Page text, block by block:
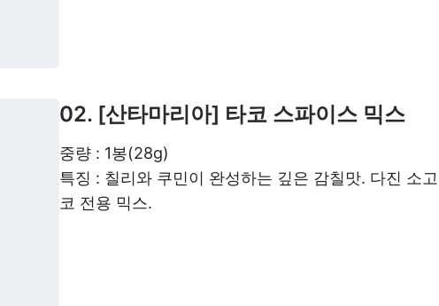
02. [산타마리아] 타코 스파이스 믹스
중량 : 1봉(28g)
특징 : 칠리와 쿠민이 완성하는 깊은 감칠맛. 다진 소
코 전용 믹스.